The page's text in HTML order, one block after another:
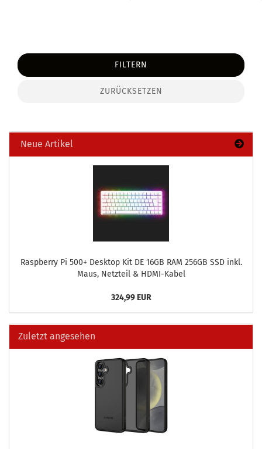
FILTERN
ZURÜCKSETZEN
Neue Artikel
Raspber­ry Pi 500+ Desk­top Kit DE 16GB RAM 256GB SSD inkl.
Maus, Netz­teil & HDMI-​Kabel
324,99 EUR
Zuletzt angesehen